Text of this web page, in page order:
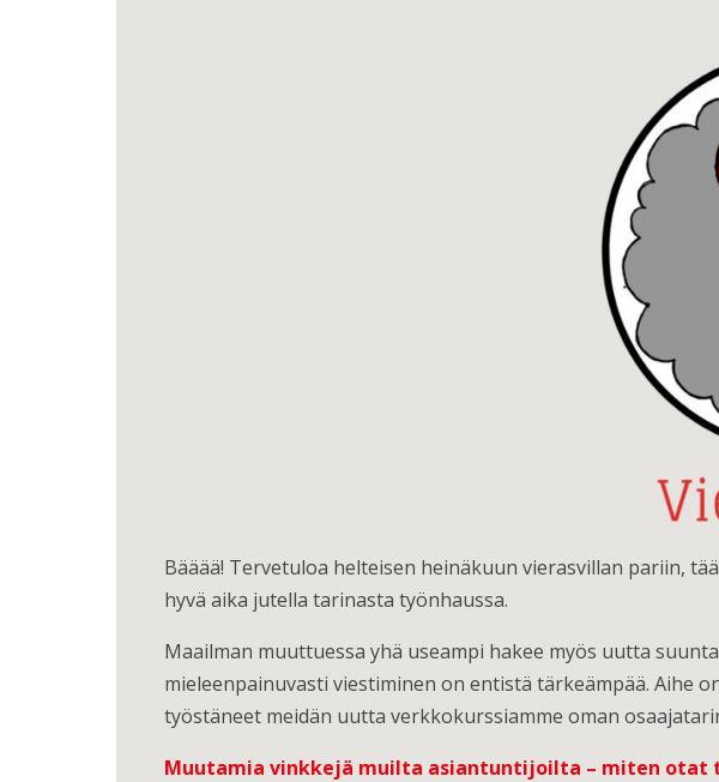
Bääää! Tervetuloa helteisen heinäkuun vierasvillan pariin,
hyvä aika jutella tarinasta työnhaussa.
Maailman muuttuessa yhä useampi hakee myös uutta
mieleenpainuvasti viestiminen on entistä tärkeämpää. Aihe
työstäneet meidän uutta verkkokurssiamme oman
Muutamia vinkkejä muilta asiantuntijoilta – miten otat